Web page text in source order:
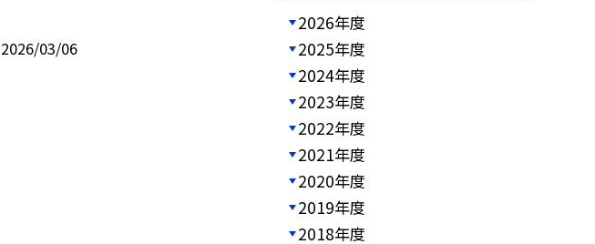
2026/03/06
2026年度
2025年度
2024年度
2023年度
2022年度
2021年度
2020年度
2019年度
2018年度